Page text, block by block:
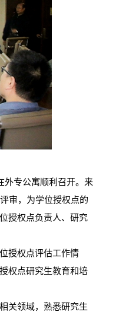
专公寓顺利召开。来
审，为学位授权点的
授权点负责人、研究
授权点评估工作情
权点研究生教育和培
关领域，熟悉研究生